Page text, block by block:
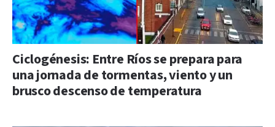
Ciclogénesis: Entre Ríos se prepara para
una jornada de tormentas, viento y un
brusco descenso de temperatura